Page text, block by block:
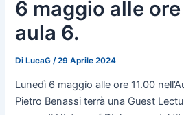
6 maggio alle ore
aula 6.
DiLucaG /29 Aprile 2024
Lunedì 6 maggio alle ore 11.00
Pietro Benassi terrà una Guest